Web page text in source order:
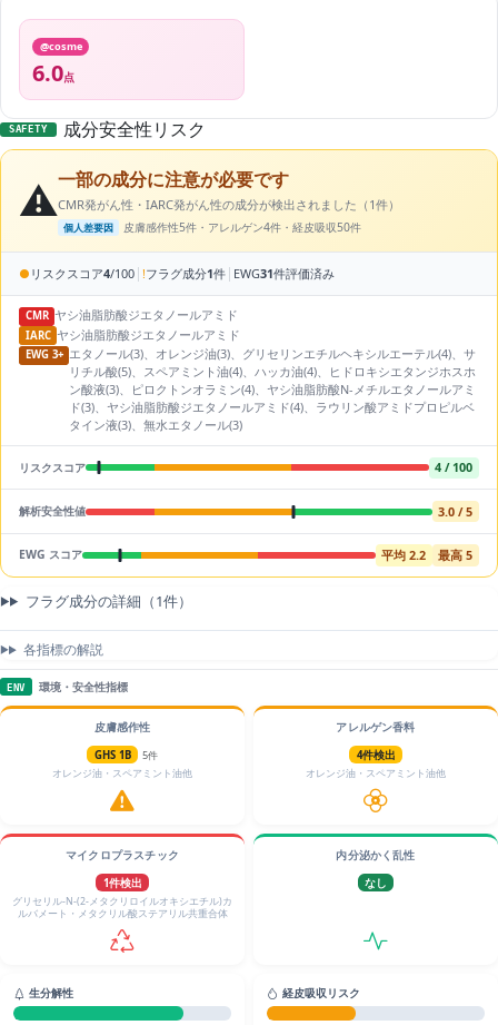
@cosme
6.0点
SAFETY 成分安全性リスク
⚠️一部の成分に注意が必要です
CMR発がん性・IARC発がん性の成分が検出されました（1件）
個人差要因 皮膚感作性5件・アレルゲン4件・経皮吸収50件
● リスクスコア4/100 | !フラグ成分1件 | EWG31件評価済み
CMR ヤシ油脂肪酸ジエタノールアミド
IARC ヤシ油脂肪酸ジエタノールアミド
EWG 3+ エタノール(3)、オレンジ油(3)、グリセリンエチルヘキシルエーテル(4)、サ
リチル酸(5)、スペアミント油(4)、ハッカ油(4)、ヒドロキシエタンジホスホ
ン酸液(3)、ピロクトンオラミン(4)、ヤシ油脂肪酸N‐メチルエタノールアミ
ド(3)、ヤシ油脂肪酸ジエタノールアミド(4)、ラウリン酸アミドプロピルベ
タイン液(3)、無水エタノール(3)
リスクスコア 4 / 100
解析安全性値 3.0 / 5
EWG スコア 平均 2.2 最高 5
フラグ成分の詳細（1件）
各指標の解説
ENV 環境・安全性指標
皮膚感作性
GHS 1B
5件
オレンジ油・スペアミント油他
アレルゲン香料
4件検出
オレンジ油・スペアミント油他
マイクロプラスチック
1件検出
グリセリル‐N‐(2‐メタクリロイルオキシエチル)カ
ルバメート・メタクリル酸ステアリル共重合体
内分泌かく乱性
なし
生分解性 経皮吸収リスク